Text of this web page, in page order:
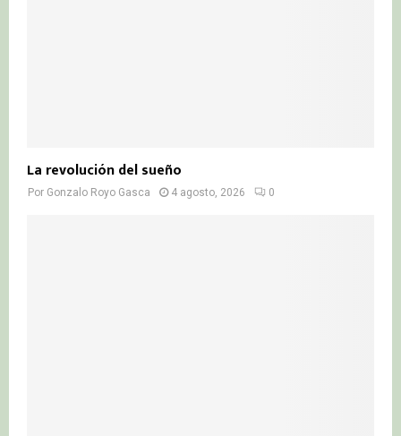
La revolución del sueño
Por Gonzalo Royo Gasca 4 agosto, 2026 0